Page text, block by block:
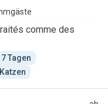
comme des
Tagen